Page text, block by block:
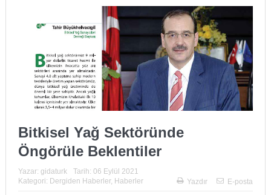
Bitkisel Yağ Sektöründe
Öngörüle Beklentiler
Yazar: gidaturk Tarih: 06 Eylül 2021
Kategori: Dergiden Haberler, Haberler Yazdır E-posta